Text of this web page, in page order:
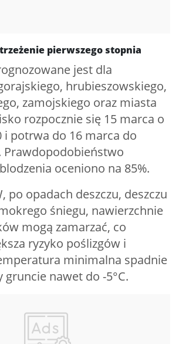
pierwszego stopnia
jest dla
hrubieszowskiego,
zamojskiego oraz miasta
rozpocznie się 15 marca o
i potrwa do 16 marca do
Prawdopodobieństwo
oceniono na 85%.
po opadach deszczu, deszczu
śniegu, nawierzchnie
mogą zamarzać, co
ryzyko poślizgów i
minimalna spadnie
gruncie nawet do -5°C.